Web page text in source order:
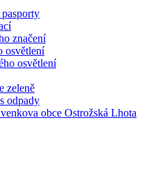
značení
osvětlení
osvětlení
zeleně
odpady
obce Ostrožská Lhota